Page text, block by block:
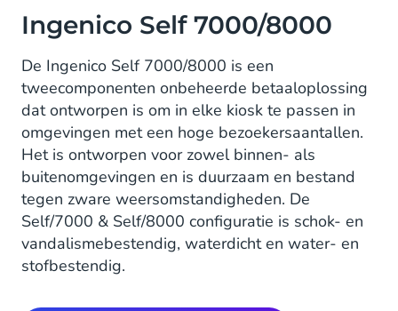
Ingenico Self 7000/8000
De Ingenico Self 7000/8000 is een
tweecomponenten onbeheerde betaaloplossing
dat ontworpen is om in elke kiosk te passen in
omgevingen met een hoge bezoekersaantallen.
Het is ontworpen voor zowel binnen- als
buitenomgevingen en is duurzaam en bestand
tegen zware weersomstandigheden. De
Self/7000 & Self/8000 configuratie is schok- en
vandalismebestendig, waterdicht en water- en
stofbestendig.